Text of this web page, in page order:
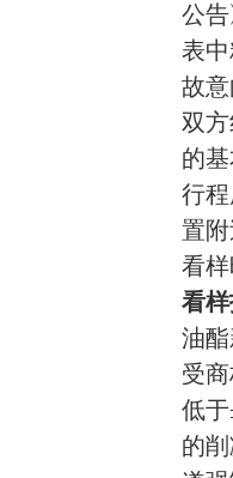
公
表
故
双
的
行
置
看样
看样
油酯
受
低
的